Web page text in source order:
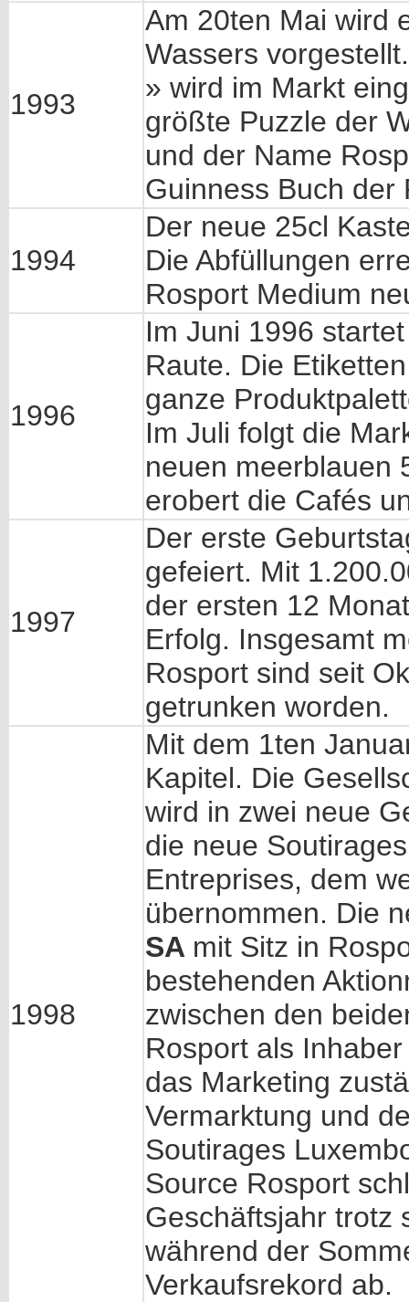
1993
Am 20ten Mai wird
Wassers
» wird im Markt
größte Puzzle der
und der Name
Guinness Buch der
1994
Der neue 25cl
Die Abfüllungen
Rosport Medium
1996
Im Juni 1996
Raute. Die
ganze
Im Juli folgt die
neuen meerblauen
erobert die Cafés
1997
Der erste
gefeiert. Mit
der ersten 12
Erfolg. Insgesamt
Rosport sind seit
getrunken worden.
1998
Mit dem 1ten
Kapitel. Die
wird in zwei neue
die neue
Entreprises, dem
übernommen. Die
SA mit Sitz in
bestehenden
zwischen den
Rosport als
das Marketing
Vermarktung und
Soutirages
Source Rosport
Geschäftsjahr trotz
während der
Verkaufsrekord ab.